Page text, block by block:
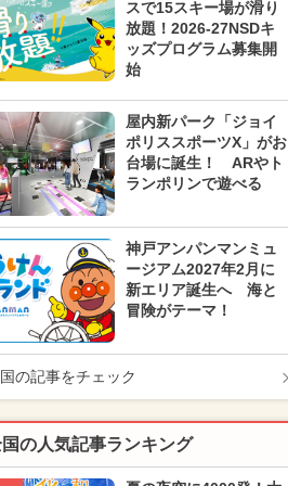
スで15スキー場が滑り
放題！2026-27NSDキ
ッズプログラム募集開
始
屋内新パーク「ジョイ
ポリススポーツX」がお
台場に誕生！ ARやト
ランポリンで遊べる
神戸アンパンマンミュ
ージアム2027年2月に
新エリア誕生へ 海と
冒険がテーマ！
の記事をチェック
の人気記事ランキング